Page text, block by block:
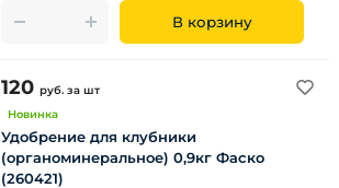
В корзину
120 руб. за шт
Новинка
Удобрение для клубники
(органоминеральное) 0,9кг Фаско
(260421)